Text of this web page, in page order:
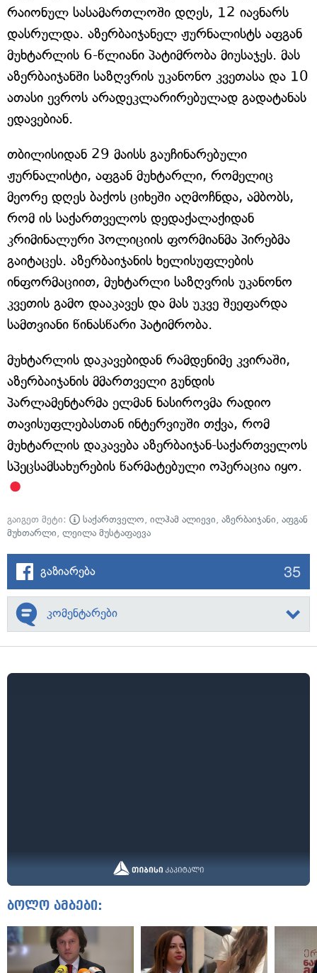
რაიონულ სასამართლოში დღეს, 12 იავნარს
დასრულდა. აზერბაიჯანელ ჟურნალისტს აფგან
მუხტარლის 6-წლიანი პატიმრობა მიუსაჯეს. მას
აზერბაიჯანში საზღვრის უკანონო კვეთასა და 10
ათასი ევროს არადეკლარირებულად გადატანას
ედავებიან.
თბილისიდან 29 მაისს გაუჩინარებული
ჟურნალისტი, აფგან მუხტარლი, რომელიც
მეორე დღეს ბაქოს ციხეში აღმოჩნდა, ამბობს,
რომ ის საქართველოს დედაქალაქიდან
კრიმინალური პოლიციის ფორმიანმა პირებმა
გაიტაცეს. აზერბაიჯანის ხელისუფლების
ინფორმაციით, მუხტარლი საზღვრის უკანონო
კვეთის გამო დააკავეს და მას უკვე შეეფარდა
სამთვიანი წინასწარი პატიმრობა.
მუხტარლის დაკავებიდან რამდენიმე კვირაში,
აზერბაიჯანის მმართველი გუნდის
პარლამენტარმა ელმან ნასიროვმა რადიო
თავისუფლებასთან ინტერვიუში თქვა, რომ
მუხტარლის დაკავება აზერბაიჯან-საქართველოს
სპეცსამსახურების წარმატებული ოპერაცია იყო.
გაიგეთ მეტი: საქართველო, ილჰამ ალიევი, აზერბაიჯანი, აფგან
მუხთარლი, ლეილა მუსტაფაევა
გაზიარება 35
კომენტარები
ბოლო ამბები: